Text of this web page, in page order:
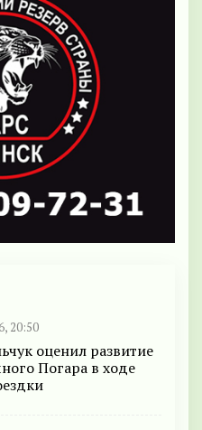
20:50
оценил развитие
Погара в ходе